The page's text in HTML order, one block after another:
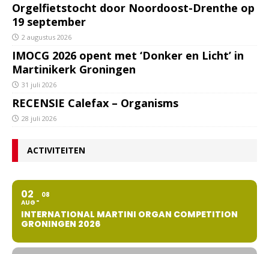
Orgelfietstocht door Noordoost-Drenthe op
19 september
2 augustus 2026
IMOCG 2026 opent met ‘Donker en Licht’ in
Martinikerk Groningen
31 juli 2026
RECENSIE Calefax – Organisms
28 juli 2026
ACTIVITEITEN
02
AUG
08
INTERNATIONAL MARTINI ORGAN COMPETITION
GRONINGEN 2026